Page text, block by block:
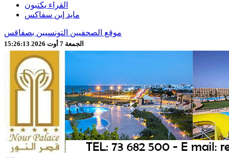
القراء يكتبون
مايد إين سفاكس
موقع الصحفيين التونسيين بصفاقس
الجمعة 7 أوت 2026 15:26:15